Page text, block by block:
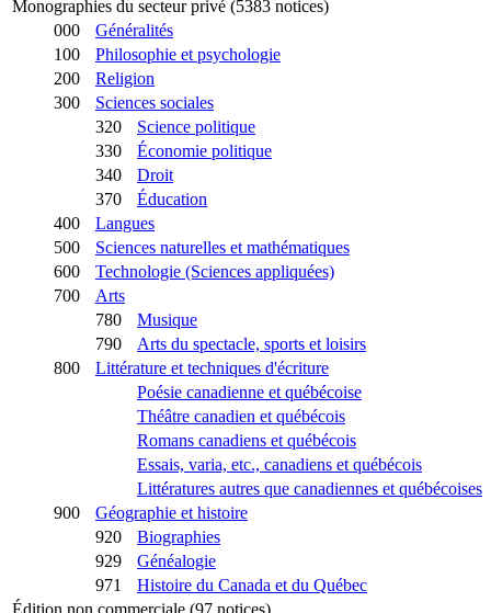
Monographies du secteur privé (5383 notices)
000
Généralités
100
Philosophie et psychologie
200
Religion
300
Sciences sociales
320
Science politique
330
Économie politique
340
Droit
370
Éducation
400
Langues
500
Sciences naturelles et mathématiques
600
Technologie (Sciences appliquées)
700
Arts
780
Musique
790
Arts du spectacle, sports et loisirs
800
Littérature et techniques d'écriture
Poésie canadienne et québécoise
Théâtre canadien et québécois
Romans canadiens et québécois
Essais, varia, etc., canadiens et québécois
Littératures autres que canadiennes et québécoises
900
Géographie et histoire
920
Biographies
929
Généalogie
971
Histoire du Canada et du Québec
Édition non commerciale (97 notices)